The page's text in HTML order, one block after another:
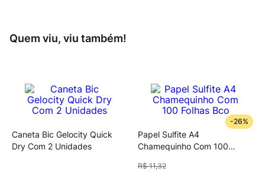
Quem viu, viu também!
Caneta Bic Gelocity Quick
Dry Com 2 Unidades
-26%
Papel Sulfite A4
Chamequinho Com 100
R$ 11,32